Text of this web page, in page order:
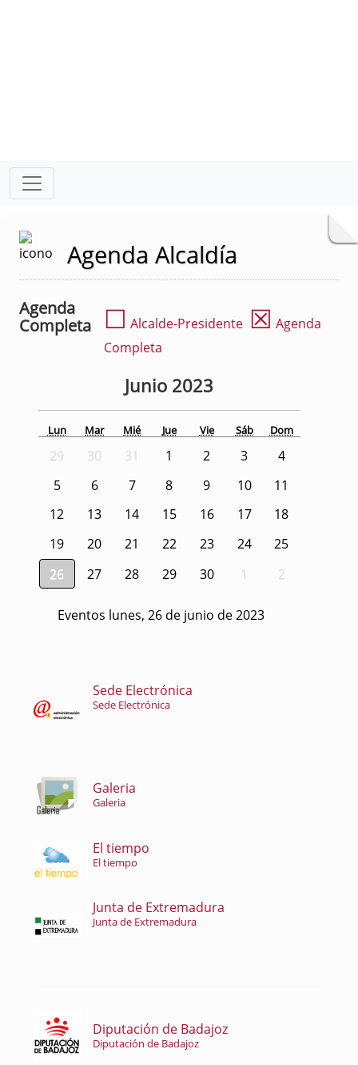
Agenda Alcaldía
Agenda
Completa
☐ Alcalde-Presidente ☒ Agenda
Completa
Junio 2023
Lun Mar Mié Jue Vie Sáb Dom
29 30 31 1 2 3
4
5
6 7 8 9 10
11
12
13 14 15 16 17
18
19
20 21 22 23 24
25
26
27 28 29 30 1 2
Eventos lunes, 26 de junio de 2023
Sede Electrónica
Sede Electrónica
Galeria
Galeria
El tiempo
El tiempo
Junta de Extremadura
Junta de Extremadura
Diputación de Badajoz
Diputación de Badajoz